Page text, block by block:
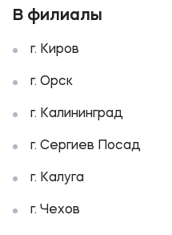
В филиалы
г. Киров
г. Орск
г. Калининград
г. Сергиев Посад
г. Калуга
г. Чехов